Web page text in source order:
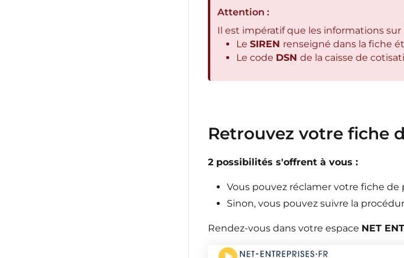
Attention :
Il est impératif que les informations
Le SIREN renseigné dans la fiche
Le code DSN de la caisse de
Retrouvez votre fiche
2 possibilités s'offrent à vous :
Vous pouvez réclamer votre fiche
Sinon, vous pouvez suivre la
Rendez-vous dans votre espace NET